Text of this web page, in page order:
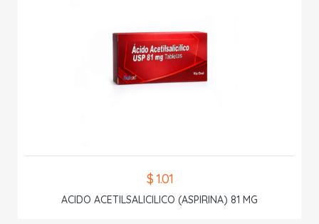
$ 1.01
ACIDO ACETILSALICILICO (ASPIRINA) 81 MG